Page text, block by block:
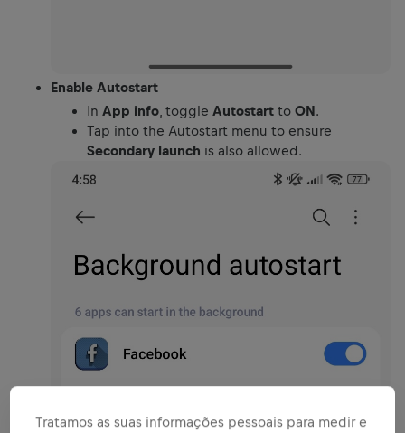
Enable Autostart
In App info , toggle Autostart to ON.
Tap into the Autostart menu to ensure
Secondary launch is also allowed.
Tratamos as suas informações pessoais para medir e